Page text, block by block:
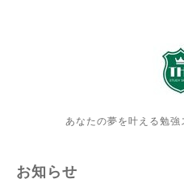
あなたの夢を叶える勉強
お知らせ